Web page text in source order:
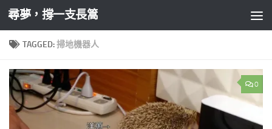
Skip to content
尋夢，撐一支長篙
TAGGED:掃地機器人
0